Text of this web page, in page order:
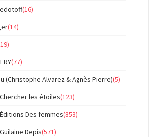
(16)
(14)
(77)
(Christophe Alvarez & Agnès Pierre)(5)
les étoiles(123)
Des femmes(853)
Depis(571)